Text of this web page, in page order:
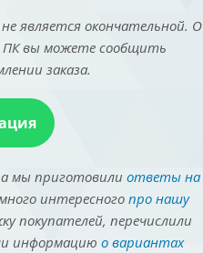
является окончательной. О
ПК вы можете сообщить
заказа.
мы приготовили ответы на
интересного про нашу
покупателей, перечислили
информацию о вариантах